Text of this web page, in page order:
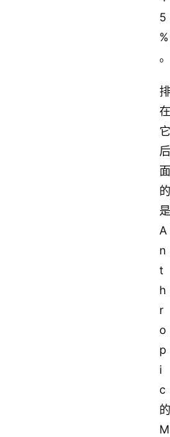
5
%
。
排
在
它
后
面
的
是
A
n
t
h
r
o
p
i
c
的
M